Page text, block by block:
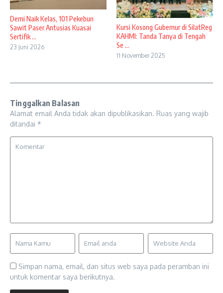
Demi Naik Kelas, 101 Pekebun
Sawit Paser Antusias Kuasai
Sertifik ...
23 Juni 2026
Kursi Kosong Gubernur di SilatReg
KAHMI: Tanda Tanya di Tengah
Se ...
11 November 2025
Tinggalkan Balasan
Alamat email Anda tidak akan dipublikasikan. Ruas yang wajib
ditandai *
Simpan nama, email, dan situs web saya pada peramban ini
untuk komentar saya berikutnya.